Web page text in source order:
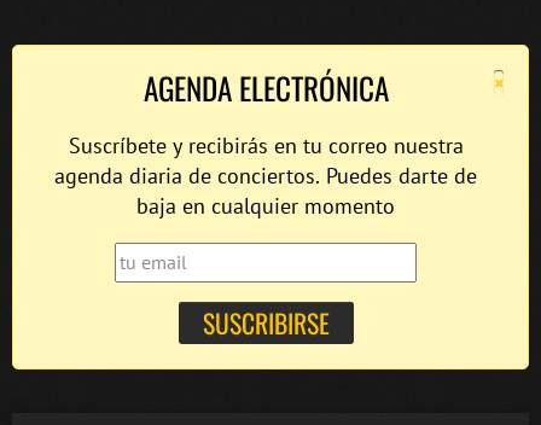
×
AGENDA ELECTRÓNICA
Suscríbete y recibirás en tu correo nuestra
agenda diaria de conciertos. Puedes darte de
baja en cualquier momento